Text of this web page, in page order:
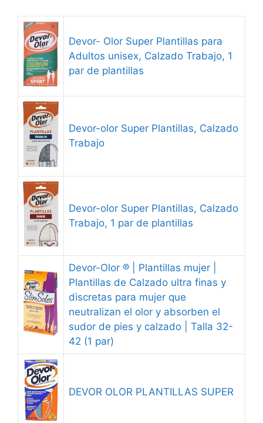
Devor- Olor Super Plantillas para
Adultos unisex, Calzado Trabajo, 1
par de plantillas
Devor-olor Super Plantillas, Calzado
Trabajo
Devor-olor Super Plantillas, Calzado
Trabajo, 1 par de plantillas
Devor-Olor ® | Plantillas mujer |
Plantillas de Calzado ultra finas y
discretas para mujer que
neutralizan el olor y absorben el
sudor de pies y calzado | Talla 32-
42 (1 par)
DEVOR OLOR PLANTILLAS SUPER